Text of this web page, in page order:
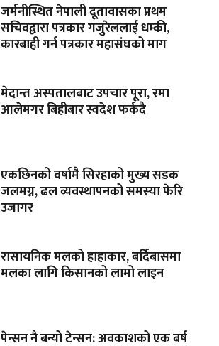
जर्मनीस्थित नेपाली दूतावासका प्रथम
सचिवद्वारा पत्रकार गजुरेललाई धम्की,
कारबाही गर्न पत्रकार महासंघको माग
मेदान्त अस्पतालबाट उपचार पूरा, रमा
आलेमगर बिहीबार स्वदेश फर्कदै
एकछिनको वर्षामै सिरहाको मुख्य सडक
जलमग्न, ढल व्यवस्थापनको समस्या फेरि
उजागर
रासायनिक मलको हाहाकार, बर्दिबासमा
मलका लागि किसानको लामो लाइन
पेन्सन नै बन्यो टेन्सन: अवकाशको एक बर्ष